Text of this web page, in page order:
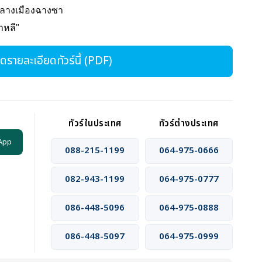
างเมืองฉางซา
หลี"
รายละเอียดทัวร์นี้ (PDF)
ทัวร์ในประเทศ
ทัวร์ต่างประเทศ
088-215-1199
064-975-0666
082-943-1199 064-975-0777
086-448-5096 064-975-0888
086-448-5097 064-975-0999